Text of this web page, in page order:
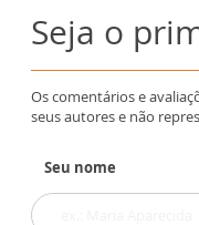
Seja o
Os comentários e
seus autores e não
Seu nome